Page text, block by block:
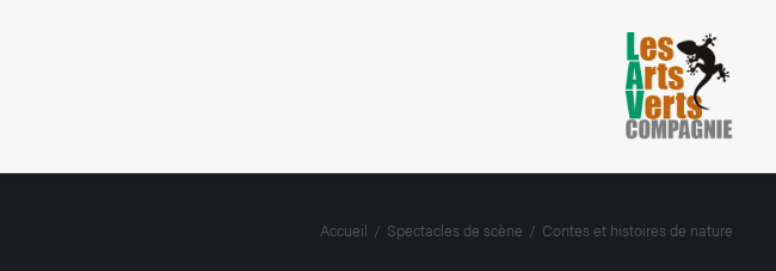
Accueil Spectacles de scène Contes et histoires de nature